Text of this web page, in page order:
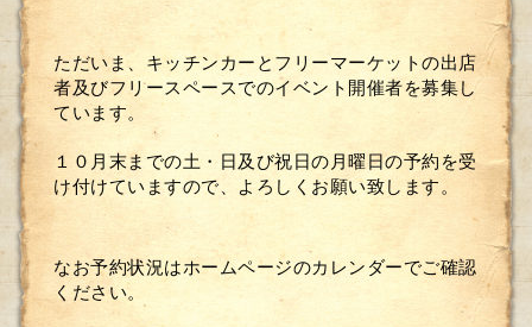
ただいま、キッチンカーとフリーマーケットの出店
者及びフリースペースでのイベント開催者を募集し
ています。
１０月末までの土・日及び祝日の月曜日の予約を受
け付けていますので、よろしくお願い致します。
なお予約状況はホームページのカレンダーでご確認
ください。